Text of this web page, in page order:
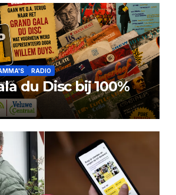
RADIO
du Disc bij 100%